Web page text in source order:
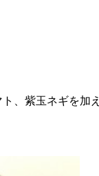
、紫玉ネギを加え